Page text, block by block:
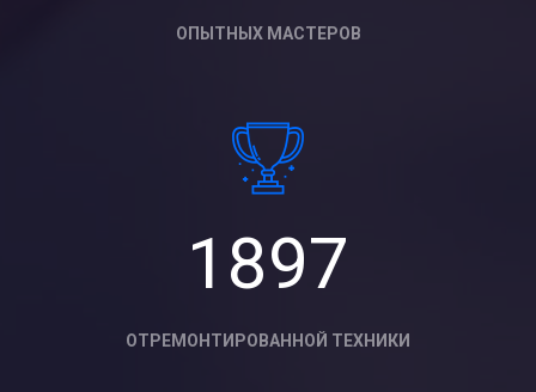
ОПЫТНЫХ МАСТЕРОВ
1897
ОТРЕМОНТИРОВАННОЙ ТЕХНИКИ